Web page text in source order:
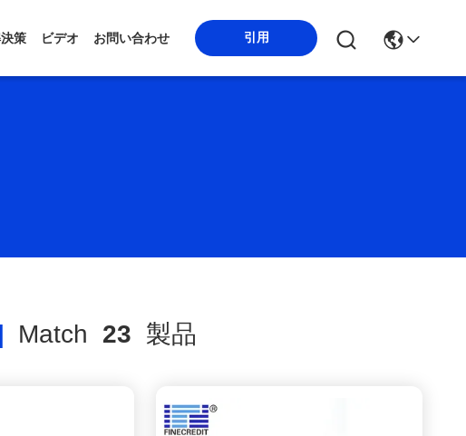
策 ビデオ お問い合わせ 引用
Match 23 製品